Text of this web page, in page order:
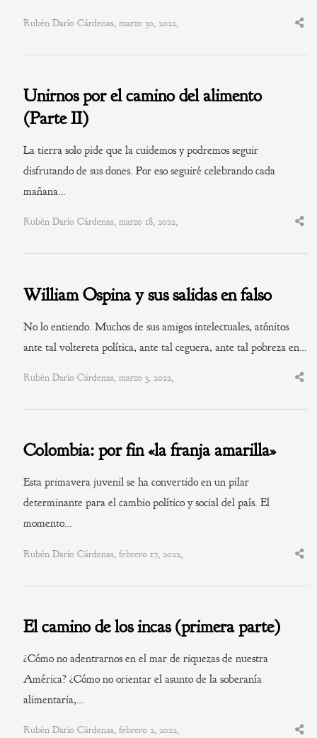
Rubén Darío Cárdenas, marzo 30, 2022,
Unirnos por el camino del alimento
(Parte II)
La tierra solo pide que la cuidemos y podremos seguir
disfrutando de sus dones. Por eso seguiré celebrando cada
mañana…
Rubén Darío Cárdenas, marzo 18, 2022,
William Ospina y sus salidas en falso
No lo entiendo. Muchos de sus amigos intelectuales, atónitos
ante tal voltereta política, ante tal ceguera, ante tal pobreza en…
Rubén Darío Cárdenas, marzo 3, 2022,
Colombia: por fin «la franja amarilla»
Esta primavera juvenil se ha convertido en un pilar
determinante para el cambio político y social del país. El
momento…
Rubén Darío Cárdenas, febrero 17, 2022,
El camino de los incas (primera parte)
¿Cómo no adentrarnos en el mar de riquezas de nuestra
América? ¿Cómo no orientar el asunto de la soberanía
alimentaria,…
Rubén Darío Cárdenas, febrero 2, 2022,